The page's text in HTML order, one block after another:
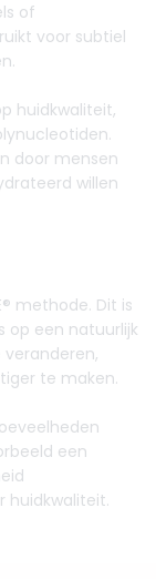
of
voor subtiel
huidkwaliteit,
door mensen
willen
methode. Dit is
op een natuurlijk
te maken.
een
huidkwaliteit.